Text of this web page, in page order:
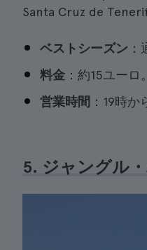
Santa Cruz de
ベストシーズン ：
料金 ：約15ユーロ。
営業時間 ：19時か
5. ジャングル